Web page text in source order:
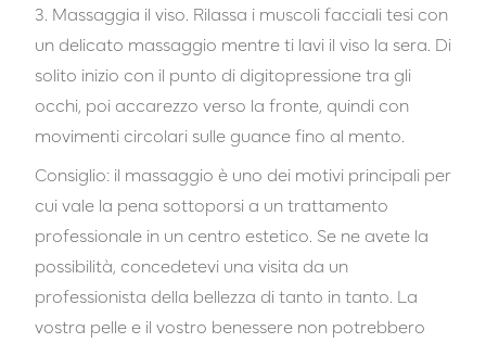
3. Massaggia il viso. Rilassa i muscoli facciali tesi con
un delicato massaggio mentre ti lavi il viso la sera. Di
solito inizio con il punto di digitopressione tra gli
occhi, poi accarezzo verso la fronte, quindi con
movimenti circolari sulle guance fino al mento.
Consiglio: il massaggio è uno dei motivi principali per
cui vale la pena sottoporsi a un trattamento
professionale in un centro estetico. Se ne avete la
possibilità, concedetevi una visita da un
professionista della bellezza di tanto in tanto. La
vostra pelle e il vostro benessere non potrebbero